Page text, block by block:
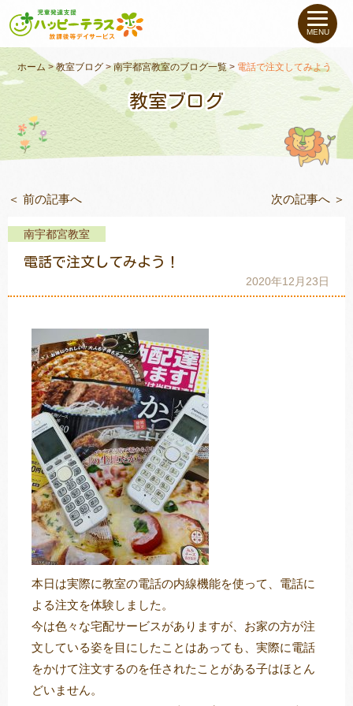
私たちについて
未就学のお子さま（０〜６才）
小学生〜高校生のお子さま
支援事例
教室一覧
トレキング DIDIM
MENU
ホーム >教室ブログ>南宇都宮教室のブログ一覧> 電話で注文してみよう！
教室ブログ
＜ 前の記事へ 次の記事へ ＞
南宇都宮教室
電話で注文してみよう！
2020年12月23日
本日は実際に教室の電話の内線機能を使って、電話に
よる注文を体験しました。
今は色々な宅配サービスがありますが、お家の方が注
文している姿を目にしたことはあっても、実際に電話
をかけて注文するのを任されたことがある子はほとん
どいません。